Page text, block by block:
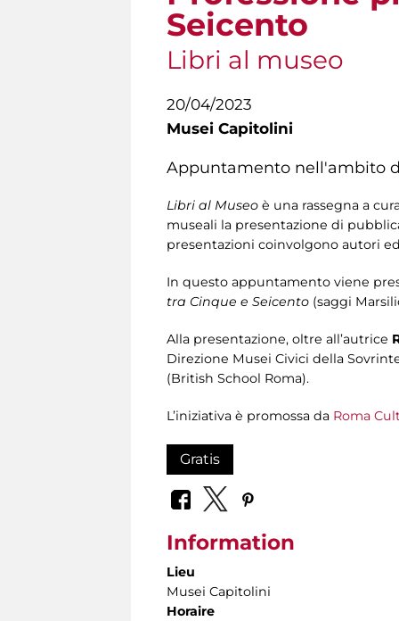
Seicento
Libri al museo
20/04/2023
Musei Capitolini
Appuntamento nell'ambito
Libri al Museo è una rassegna a
museali la presentazione di
presentazioni coinvolgono autori
In questo appuntamento viene
tra Cinque e Seicento (saggi
Alla presentazione, oltre all’autrice
Direzione Musei Civici della
(British School Roma).
L’iniziativa è promossa da Roma
Gratis
Information
Lieu
Musei Capitolini
Horaire